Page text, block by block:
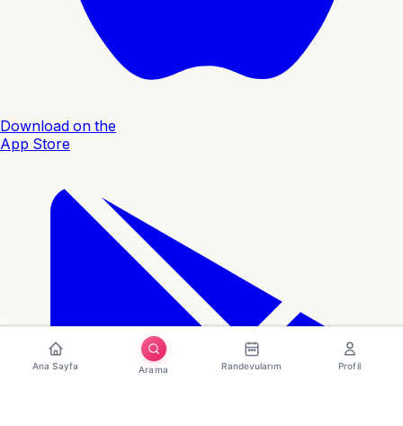
Download on the
App Store
Ana Sayfa Arama Randevularım Profil